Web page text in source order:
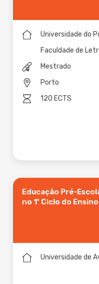
Universidade do
Faculdade de
Mestrado
Porto
120 ECTS
Educação Pré-
no 1º Ciclo do
Universidade de